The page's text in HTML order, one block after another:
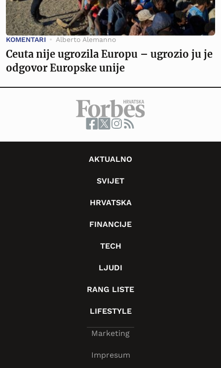
KOMENTARI Alberto Alemanno
Ceuta nije ugrozila Europu – ugrozio ju je
odgovor Europske unije
AKTUALNO
SVIJET
HRVATSKA
FINANCIJE
TECH
LJUDI
RANG LISTE
LIFESTYLE
Marketing
Impresum